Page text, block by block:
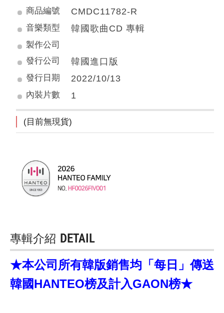
商品編號
CMDC11782-R
音樂類型 韓國歌曲CD 專輯
製作公司
發行公司
韓國進口版
發行日期 2022/10/13
內裝片數 1
(目前無現貨)
專輯介紹 DETAIL
★本公司所有韓版銷售均「每日」傳送
韓國HANTEO榜及計入GAON榜★